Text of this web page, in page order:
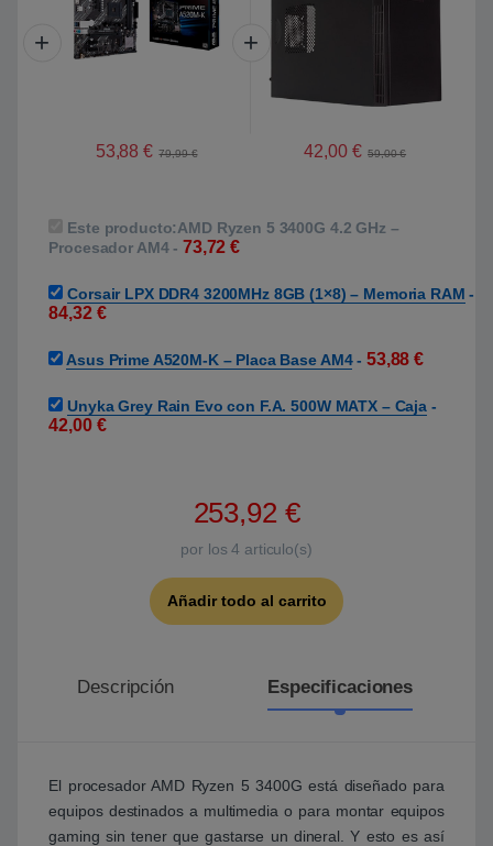
53,88€ 79,99€ 42,00 € 59,00€
Este producto:AMD Ryzen 5 3400G 4.2 GHz –
Procesador AM4-73,72€
Corsair LPX DDR4 3200MHz 8GB (1×8) – Memoria RAM -
84,32 €
Asus Prime A520M-K – Placa Base AM4- 53,88€
Unyka Grey Rain Evo con F.A. 500W MATX – Caja-
42,00 €
253,92 €
por los4 articulo(s)
Añadir todo al carrito
Descripción Especificaciones
El procesador AMD Ryzen 5 3400G está diseñado para
equipos destinados a multimedia o para montar equipos
gaming sin tener que gastarse un dineral. Y esto es así